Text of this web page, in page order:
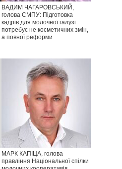
ВАДИМ ЧАГАРОВСЬКИЙ,
голова СМПУ: Підготовка
кадрів для молочної галузі
потребує не косметичних змін,
а повної реформи
МАРК КАПІЦА, голова
правління Національної спілки